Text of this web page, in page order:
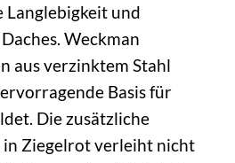
Langlebigkeit und
Weckman
aus verzinktem Stahl
Basis für
Die zusätzliche
Ziegelrot verleiht nicht